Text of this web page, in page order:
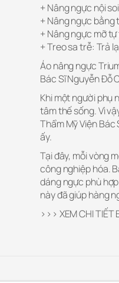
+ Nâng ngực nội
+ Nâng ngực bằng
+ Nâng ngực mỡ
+ Treo sa trễ: Trả
Áo nâng ngực
Bác Sĩ Nguyễn Đỗ
Khi một người phụ
tâm thế sống. Vì
Thẩm Mỹ Viện
ấy.
Tại đây, mỗi vòng
công nghiệp hóa.
dáng ngực phù
này đã giúp hàng
>>> XEM CHI TIẾT